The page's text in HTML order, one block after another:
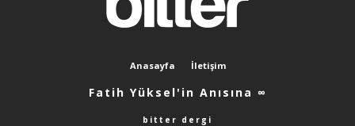
Anasayfa İletişim
Fatih Yüksel'in Anısına ∞
bitter dergi